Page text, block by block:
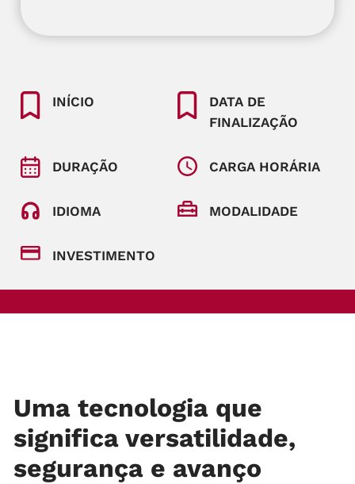
INÍCIO
DATA DE
FINALIZAÇÃO
DURAÇÃO CARGA HORÁRIA
IDIOMA MODALIDADE
INVESTIMENTO
Uma tecnologia que
significa versatilidade,
segurança e avanço